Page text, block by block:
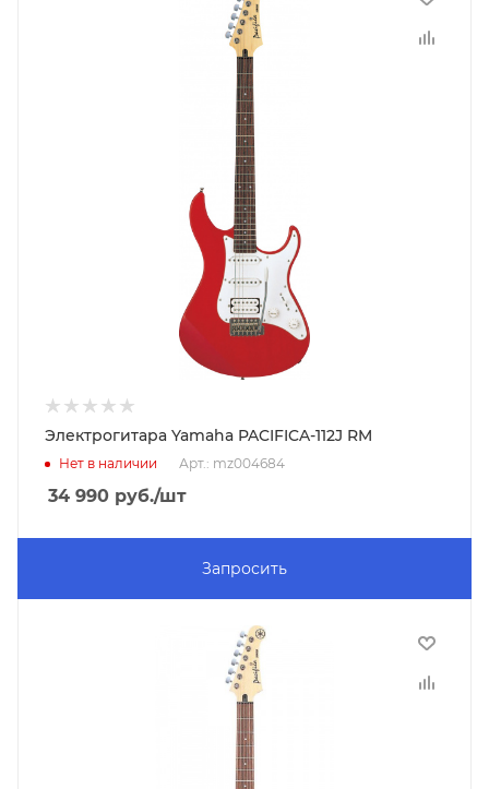
Электрогитара Yamaha PACIFICA-112J RM
Нет в наличии Арт.: mz004684
34 990 руб./шт
Запросить